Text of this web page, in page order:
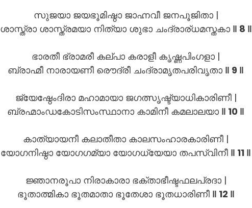
സുജയാ ജയഭൂമിഷ്ഠാ ജാഹ്നവീ ജനപൂജിതാ |
ശാസ്ത്രാ ശാസ്ത്രമയാ നിത്യാ ശുഭാ ചംദ്രാര്ധമസ്തകാ ‖ 8 ‖
ഭാരതീ ഭ്രാമരീ കല്പാ കരാളീ കൃഷ്ണപിംഗളാ |
ബ്രാഹ്മീ നാരായണീ രൌദ്രീ ചംദ്രാമൃതപരിവൃതാ ‖ 9 ‖
ജ്യേഷ്ഠേംദിരാ മഹാമായാ ജഗത്സൃഷ്ട്യാധികാരിണീ |
ബ്രഹ്മാംഡകോടിസംസ്ഥാനാ കാമിനീ കമലാലയാ ‖ 10 ‖
കാത്യായനീ കലാതീതാ കാലസംഹാരകാരിണീ |
യോഗനിഷ്ഠാ യോഗഗമ്യാ യോഗധ്യേയാ തപസ്വിനീ ‖ 11 ‖
ജ്ഞാനരൂപാ നിരാകാരാ ഭക്താഭീഷ്ടഫലപ്രദാ |
ഭൂതാത്മികാ ഭൂതമാതാ ഭൂതേശാ ഭൂതധാരിണീ ‖ 12 ‖